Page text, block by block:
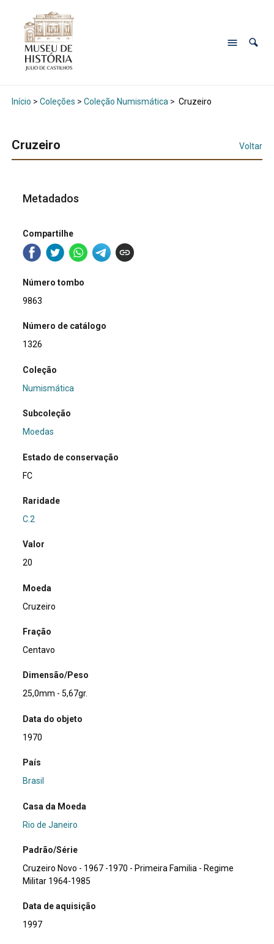
Início > Coleções > Coleção Numismática > Cruzeiro
Cruzeiro Voltar
Metadados
Compartilhe
Número tombo
9863
Número de catálogo
1326
Coleção
Numismática
Subcoleção
Moedas
Estado de conservação
FC
Raridade
C.2
Valor
20
Moeda
Cruzeiro
Fração
Centavo
Dimensão/Peso
25,0mm - 5,67gr.
Data do objeto
1970
País
Brasil
Casa da Moeda
Rio de Janeiro
Padrão/Série
Cruzeiro Novo - 1967 -1970 - Primeira Familia - Regime
Militar 1964-1985
Data de aquisição
1997